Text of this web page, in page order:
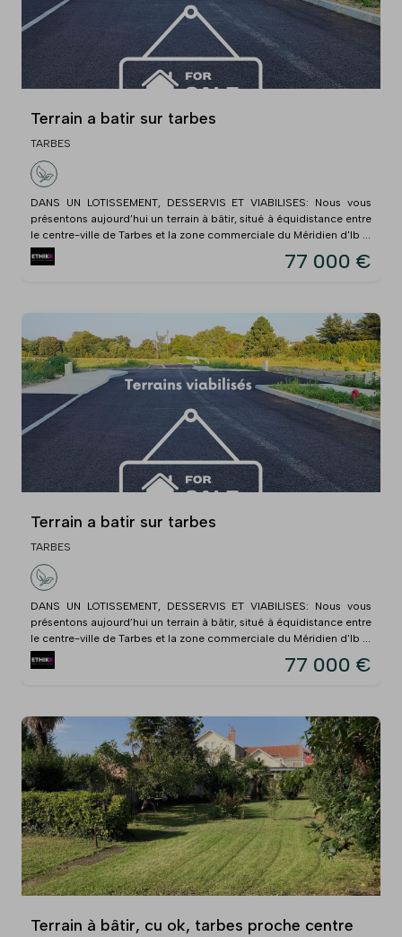
Terrain a batir sur tarbes
TARBES
DANS UN LOTISSEMENT, DESSERVIS ET VIABILISES: Nous vous
présentons aujourd’hui un terrain à bâtir, situé à équidistance entre
le centre-ville de Tarbes et la zone commerciale du Méridien d'Ib ...
77 000 €
Terrain a batir sur tarbes
TARBES
DANS UN LOTISSEMENT, DESSERVIS ET VIABILISES: Nous vous
présentons aujourd’hui un terrain à bâtir, situé à équidistance entre
le centre-ville de Tarbes et la zone commerciale du Méridien d'Ib ...
77 000 €
Terrain à bâtir, cu ok, tarbes proche centre